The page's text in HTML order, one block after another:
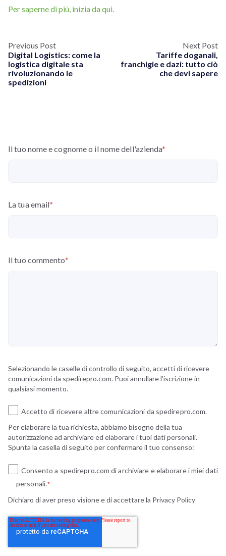
Per saperne di più, inizia da qui.
Previous Post
Digital Logistics: come la
logistica digitale sta
rivoluzionando le
spedizioni
Next Post
Tariffe doganali,
franchigie e dazi: tutto ciò
che devi sapere
Il tuo nome e cognome o il nome dell'azienda*
La tua email*
Il tuo commento*
Selezionando le caselle di controllo di seguito, accetti di ricevere
comunicazioni da spedirepro.com. Puoi annullare l'iscrizione in
qualsiasi momento.
Accetto di ricevere altre comunicazioni da spedirepro.com.
Per elaborare la tua richiesta, abbiamo bisogno della tua
autorizzazione ad archiviare ed elaborare i tuoi dati personali.
Spunta la casella di seguito per confermare il tuo consenso:
Consento a spedirepro.com di archiviare e elaborare i miei dati
personali.*
Dichiaro di aver preso visione e di accettare la Privacy Policy